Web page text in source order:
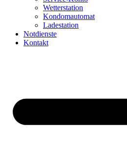
Wetterstation
Kondomautomat
Ladestation
Notdienste
Kontakt